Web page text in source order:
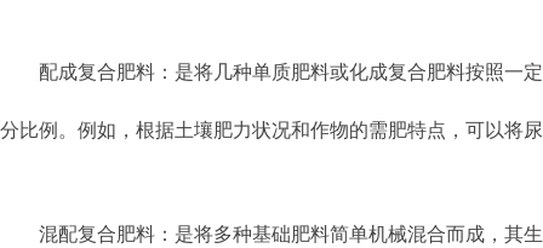
配成复合肥料：是将几种单质肥料或化成复合肥料按照一
分比例。例如，根据土壤肥力状况和作物的需肥特点，可以将
混配复合肥料：是将多种基础肥料简单机械混合而成，其